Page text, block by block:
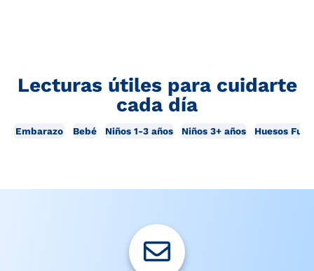
Lecturas útiles para cuidarte
cada día
Embarazo Bebé Niños 1-3 años Niños 3+ años Huesos